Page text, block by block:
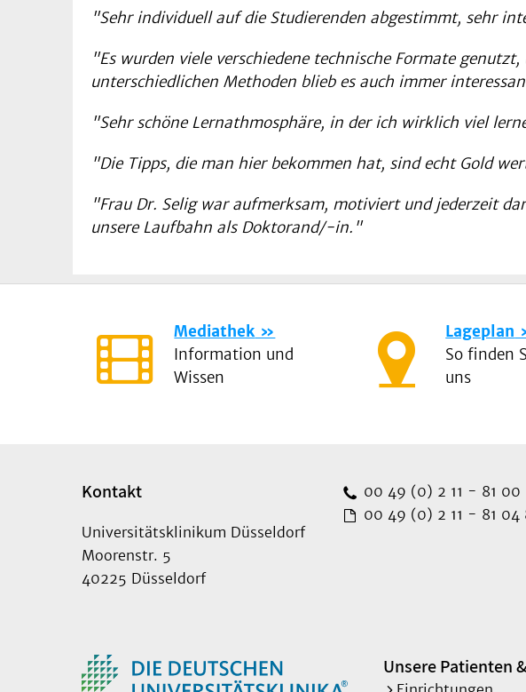
"Sehr individuell auf die Studierenden abgestimmt, sehr
"Es wurden viele verschiedene technische Formate
unterschiedlichen Methoden blieb es auch immer
"Sehr schöne Lernathmosphäre, in der ich wirklich viel
"Die Tipps, die man hier bekommen hat, sind echt Gold
"Frau Dr. Selig war aufmerksam, motiviert und jederzeit
unsere Laufbahn als Doktorand/-in."
Mediathek
Information und
Wissen
Lageplan
So finden
uns
Kontakt
Universitätsklinikum Düsseldorf
Moorenstr. 5
40225 Düsseldorf
00 49 (0) 2 11 - 81 00
00 49 (0) 2 11 - 81 04
Unsere Patienten